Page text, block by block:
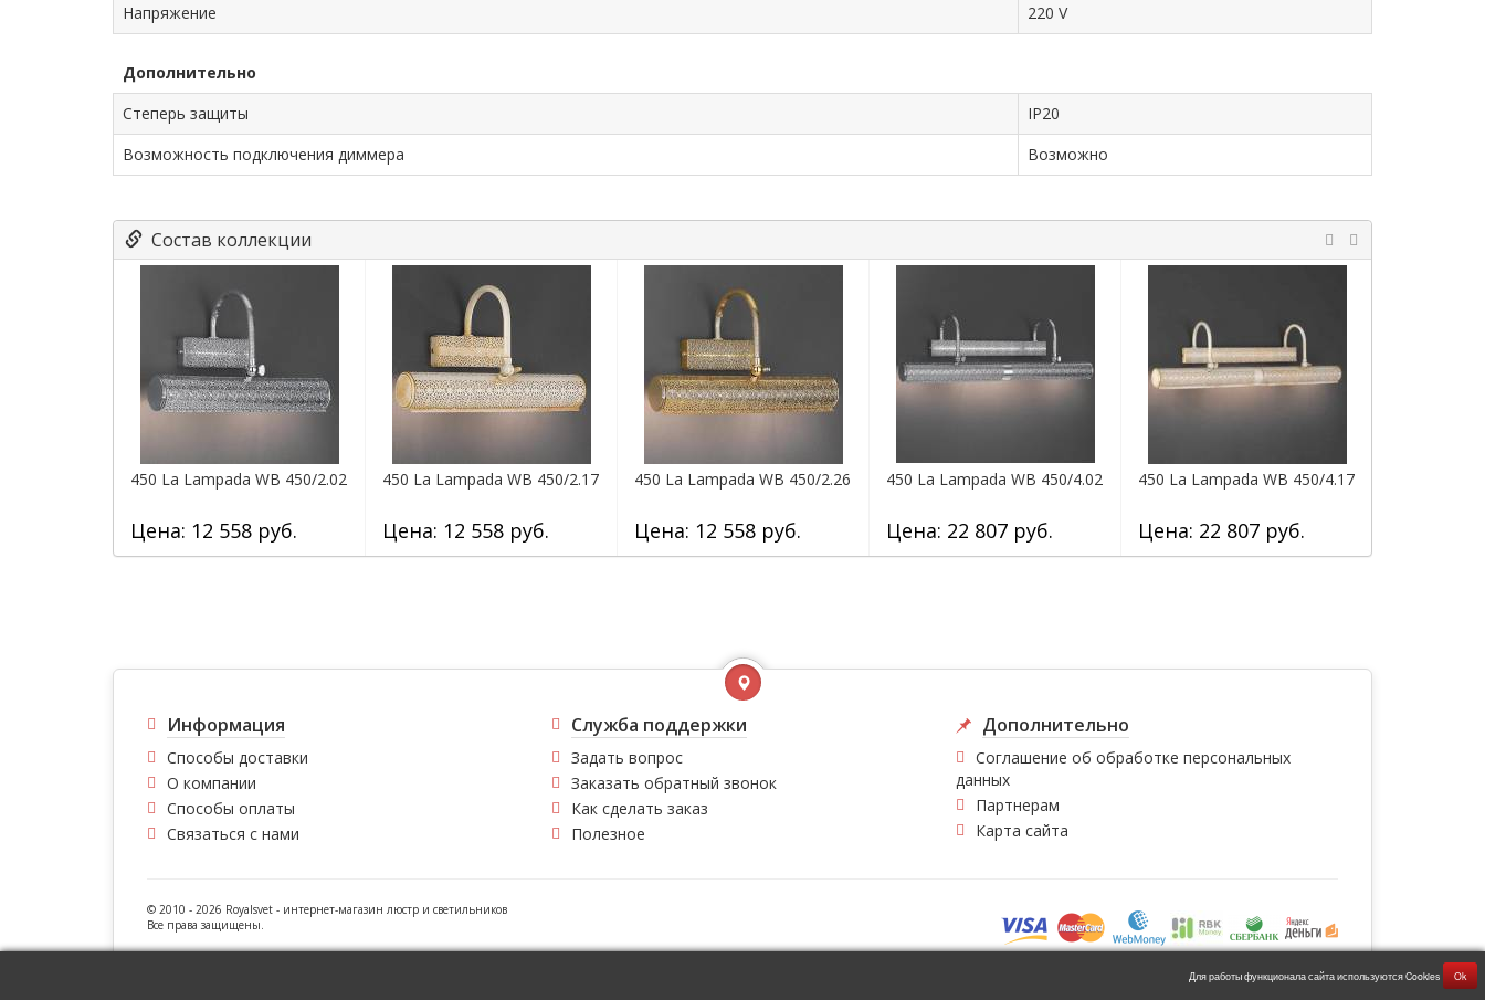
Напряжение
220 V
Дополнительно
Степерь защиты
IP20
Возможность подключения диммера
Возможно
Состав коллекции
450 La Lampada WB 450/2.02
Цена: 12 558 руб.
450 La Lampada WB 450/2.17
Цена: 12 558 руб.
450 La Lampada WB 450/2.26
Цена: 12 558 руб.
450 La Lampada WB 450/4.02
Цена: 22 807 руб.
450 La Lampada WB 450/4.17
Цена: 22 807 руб.
Информация
Способы доставки
О компании
Способы оплаты
Связаться с нами
Служба поддержки
Задать вопрос
Заказать обратный звонок
Как сделать заказ
Полезное
Дополнительно
Соглашение об обработке персональных
данных
Партнерам
Карта сайта
© 2010 - 2026 Royalsvet - интернет-магазин люстр и светильников
Все права защищены.
Для работы функционала сайта используются Cookies Ok